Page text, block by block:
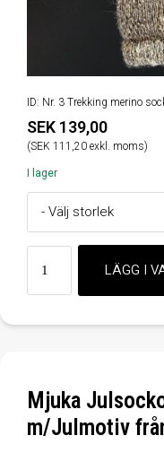
ID: Nr. 3 Trekking merino
SEK 139,00
(SEK 111,20 exkl. moms)
I lager
Mjuka
m/Julmotiv